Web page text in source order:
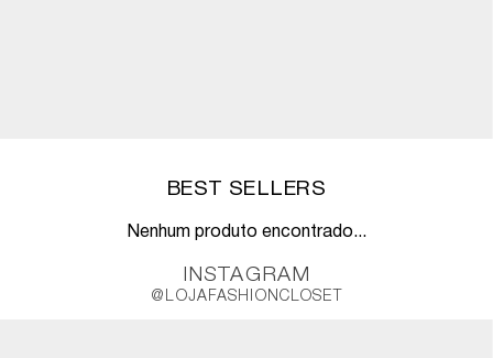
BEST SELLERS
Nenhum produto encontrado...
INSTAGRAM
@LOJAFASHIONCLOSET